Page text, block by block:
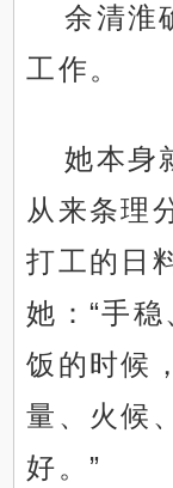
余清淮
工作。
她本身
从来条理
打工的日
她：“手
饭的时候
量、火候
好。”